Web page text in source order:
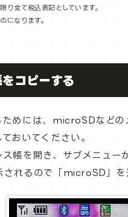
全て税込表記としています。
になります。
コピーする
めには、microSDなどの
おいてください。
帳を開き、サブメニュー
れるので「microSD」を